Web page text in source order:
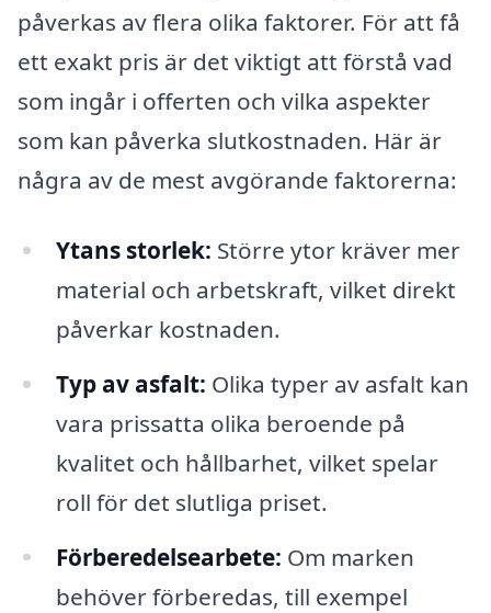
påverkas av flera olika faktorer. För att få
ett exakt pris är det viktigt att förstå vad
som ingår i offerten och vilka aspekter
som kan påverka slutkostnaden. Här är
några av de mest avgörande faktorerna:
Ytans storlek: Större ytor kräver mer
material och arbetskraft, vilket direkt
påverkar kostnaden.
Typ av asfalt: Olika typer av asfalt kan
vara prissatta olika beroende på
kvalitet och hållbarhet, vilket spelar
roll för det slutliga priset.
Förberedelsearbete: Om marken
behöver förberedas, till exempel